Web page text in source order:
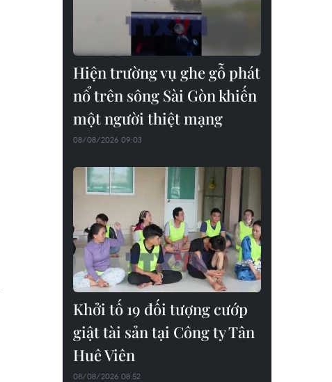
Hiện trường vụ ghe gỗ phát
nổ trên sông Sài Gòn khiến
một người thiệt mạng
08/08/2026 09:03
Khởi tố 19 đối tượng cướp
giật tài sản tại Công ty Tân
Huê Viên
08/08/2026 08:52